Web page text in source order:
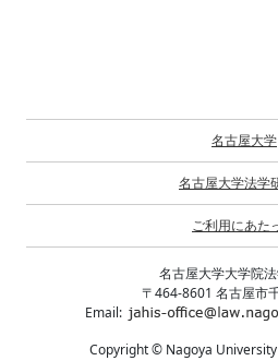
名古屋大学
名古屋大学法学
ご利用にあた
名古屋大学大学院
〒464-8601 名古屋市
Email:
Copyright © Nagoya